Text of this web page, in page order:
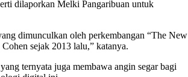
dilaporkan Melki Pangaribuan untuk
dimunculkan oleh perkembangan “The New
sejak 2013 lalu,” katanya.
ternyata juga membawa angin segar bagi